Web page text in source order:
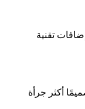
تقنية
أكثر جرأة